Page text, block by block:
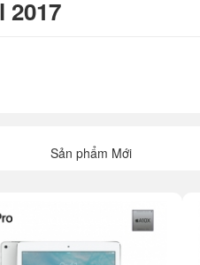
2017
Sản phẩm Mới